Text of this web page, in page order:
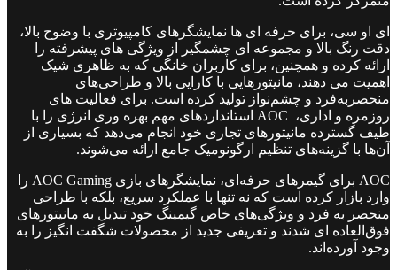
ای او سی، برای حرفه ای ها نمایشگرهای کامپیوتری با وضوح بالا،
دقت رنگ بالا و مجموعه ای چشمگیر از ویژگی های پیشرفته را
ارائه کرده و همچنین، برای کاربران خانگی که به ظاهری شیک
اهمیت می دهند، مانیتورهایی با کارایی بالا و طراحی‌های
منحصربه‌فرد و چشم‌نواز تولید کرده است. برای فعالیت های
روزمره و اداری، AOC استانداردهای مهم بهره وری انرژی را با
طیف گسترده مانیتورهای تجاری خود انجام می‌دهد که بسیاری از
آن‌ها با گزینه‌های تنظیم ارگونومیک جامع ارائه می‌شوند.
AOC برای گیمرهای حرفه‌ای، نمایشگرهای بازی AOC Gaming را
وارد بازار کرده است که نه تنها با عملکرد سریع، بلکه با طراحی
منحصر به فرد و ویژگی‌های خاص گیمینگ خود تبدیل به مانیتورهای
فوق‌العاده ای شدند و تعریفی جدید از محصولات شگفت انگیز را به
وجود آورده‌اند.